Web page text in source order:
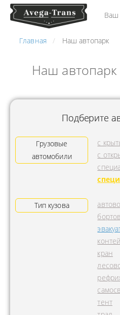
Ваш
Главная Наш автопарк
Наш
Подберите
Грузовые
автомобили
с
с
Тип кузова
кран
тент